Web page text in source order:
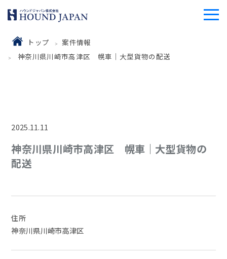
トップ
案件情報
神奈川県川崎市高津区 幌車｜大型貨物の配送
2025.11.11
神奈川県川崎市高津区 幌車｜大型貨物の
配送
住所
神奈川県川崎市高津区